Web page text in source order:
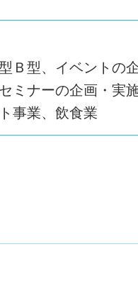
を一望！
ス席もあり、気持
は、水族館のお魚
など、おしゃれな
きる！
Ｂ型、イベントの
ミナーの企画・実
事業、飲食業